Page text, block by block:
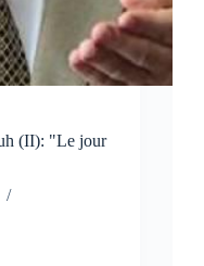
(II): "Le jour